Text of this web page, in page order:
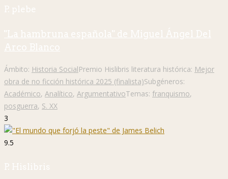
P. plebe
"La hambruna española" de Miguel Ángel Del
Arco Blanco
Ámbito: Historia SocialPremio Hislibris literatura histórica: Mejor
obra de no ficción histórica 2025 (finalista)Subgéneros:
Académico, Analítico, ArgumentativoTemas: franquismo,
posguerra, S. XX
3
9.5
P. Hislibris